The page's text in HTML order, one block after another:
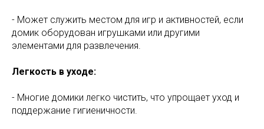
- Может служить местом для игр и активностей, если
домик оборудован игрушками или другими
элементами для развлечения.
Легкость в уходе:
- Многие домики легко чистить, что упрощает уход и
поддержание гигиеничности.